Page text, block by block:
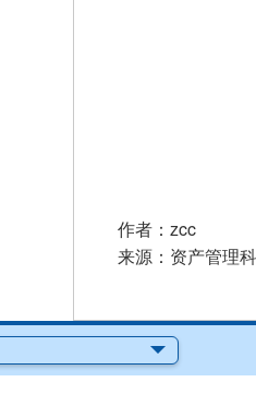
作者：zcc
来源：资产管理科